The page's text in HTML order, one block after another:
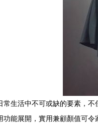
生活中不可或缺的要素，
能展開，實用兼顧顏值可